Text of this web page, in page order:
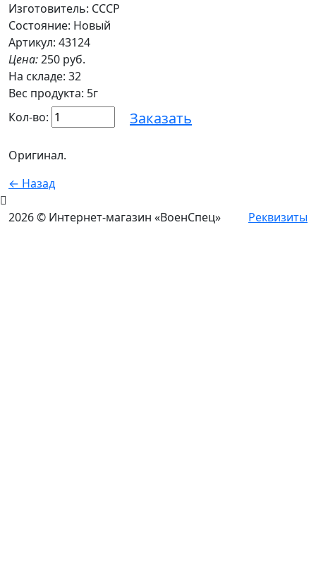
Изготовитель: СССР
Состояние: Новый
Артикул: 43124
Цена:250 руб.
На складе: 32
Вес продукта: 5г
Кол-во:
Заказать
Оригинал.
← Назад
2026 © Интернет-магазин «ВоенСпец» Реквизиты